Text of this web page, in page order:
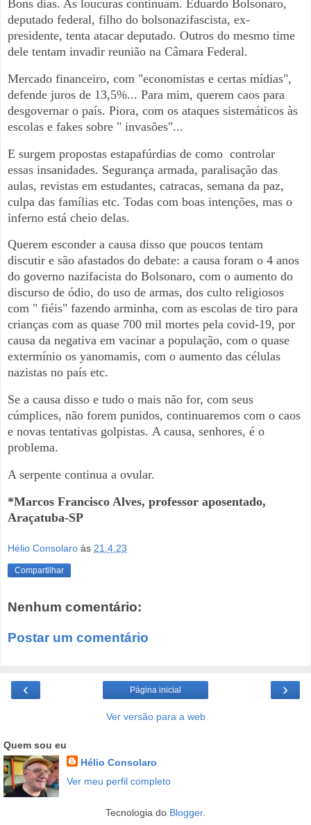
Bons dias. As loucuras continuam. Eduardo Bolsonaro,
deputado federal, filho do bolsonazifascista, ex-
presidente, tenta atacar deputado. Outros do mesmo time
dele tentam invadir reunião na Câmara Federal.
Mercado financeiro, com "economistas e certas mídias",
defende juros de 13,5%... Para mim, querem caos para
desgovernar o país. Piora, com os ataques sistemáticos às
escolas e fakes sobre " invasões"...
E surgem propostas estapafúrdias de como controlar
essas insanidades. Segurança armada, paralisação das
aulas, revistas em estudantes, catracas, semana da paz,
culpa das famílias etc. Todas com boas intenções, mas o
inferno está cheio delas.
Querem esconder a causa disso que poucos tentam
discutir e são afastados do debate: a causa foram o 4 anos
do governo nazifacista do Bolsonaro, com o aumento do
discurso de ódio, do uso de armas, dos culto religiosos
com " fiéis" fazendo arminha, com as escolas de tiro para
crianças com as quase 700 mil mortes pela covid-19, por
causa da negativa em vacinar a população, com o quase
extermínio os yanomamis, com o aumento das células
nazistas no país etc.
Se a causa disso e tudo o mais não for, com seus
cúmplices, não forem punidos, continuaremos com o caos
e novas tentativas golpistas. A causa, senhores, é o
problema.
A serpente continua a ovular.
*Marcos Francisco Alves, professor aposentado,
Araçatuba-SP
Hélio Consolaro às 21.4.23
Compartilhar
Nenhum comentário:
Postar um comentário
‹ ›
Página inicial
Ver versão para a web
Quem sou eu
Hélio Consolaro
Ver meu perfil completo
Tecnologia do Blogger.